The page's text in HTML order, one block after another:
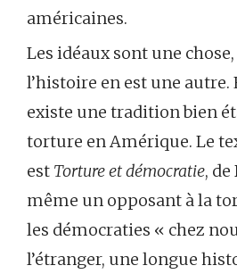
américaines.
Les idéaux sont une
l’histoire en est une autre.
existe une tradition bien
torture en Amérique. Le
est Torture et démocratie,
même un opposant à la
les démocraties « chez
l’étranger, une longue